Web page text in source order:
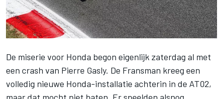
De miserie voor Honda begon eigenlijk zaterdag al met
een crash van Pierre Gasly. De Fransman kreeg een
volledig nieuwe Honda-installatie achterin in de AT02,